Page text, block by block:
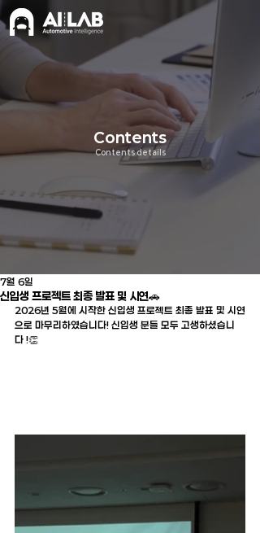
Contents details
Contents
신입생 프로젝트 최종 발표 및 시연🚗
7월 6일
2026년 5월에 시작한 신입생 프로젝트 최종 발표 및 시연
으로 마무리하였습니다! 신입생 분들 모두 고생하셨습니
다 !👏